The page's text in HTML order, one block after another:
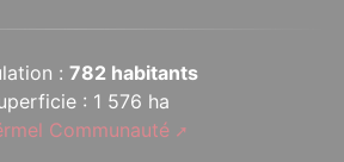
: 782 habitants
: 1 576 ha
Communauté